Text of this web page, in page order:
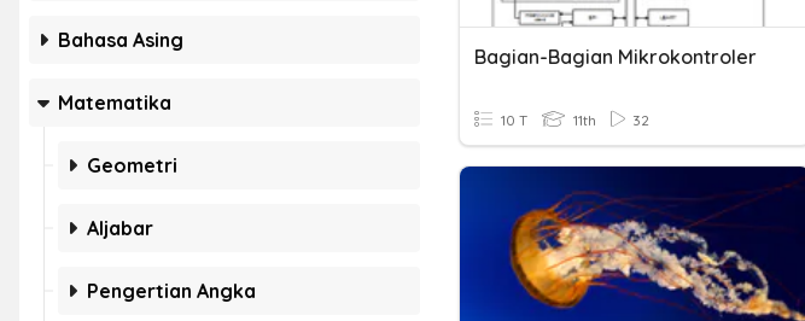
Bahasa Asing
Matematika
Geometri
Aljabar
Pengertian Angka
Bagian-Bagian Mikrokontroler
10 T 11th 32